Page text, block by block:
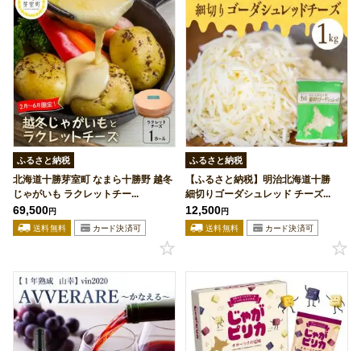
ふるさと納税
北海道十勝芽室町 なまら十勝野 越冬
じゃがいも ラクレットチー...
69,500円
ふるさと納税
【ふるさと納税】明治北海道十勝
細切りゴーダシュレッド チーズ...
12,500円